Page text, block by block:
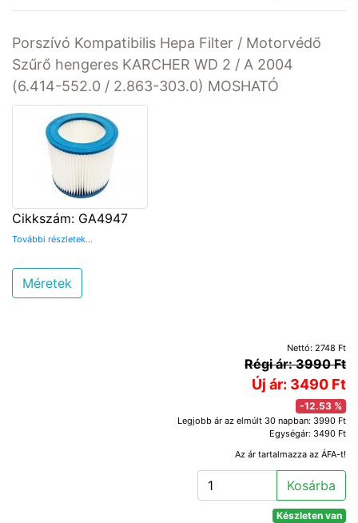
Porszívó Kompatibilis Hepa Filter / Motorvédő
Szűrő hengeres KARCHER WD 2 / A 2004
(6.414-552.0 / 2.863-303.0) MOSHATÓ
Cikkszám: GA4947
További részletek...
Méretek
Nettó: 2748 Ft
Régi ár: 3990 Ft
Új ár: 3490 Ft
-12.53 %
Legjobb ár az elmúlt 30 napban: 3990 Ft
Egységár: 3490 Ft
Az ár tartalmazza az ÁFA-t!
Kosárba
Készleten van